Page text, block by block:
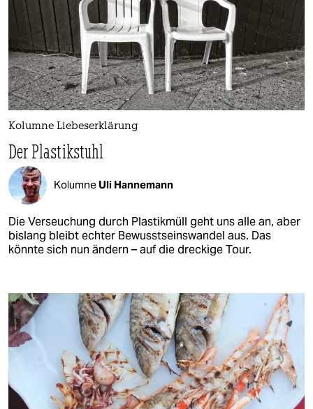
Kolumne Liebeserklärung
Der Plastikstuhl
Kolumne Uli Hannemann
Die Verseuchung durch Plastikmüll geht uns alle an, aber
bislang bleibt echter Bewusstseinswandel aus. Das
könnte sich nun ändern – auf die dreckige Tour.